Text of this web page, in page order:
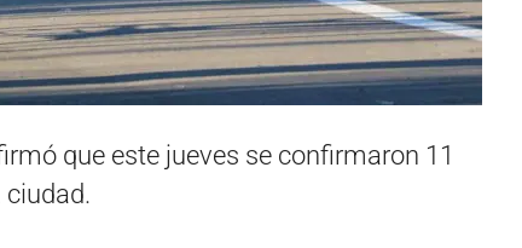
que este jueves se confirmaron 11
ciudad.